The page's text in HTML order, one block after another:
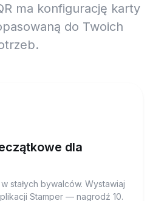
ma konfigurację karty
do Twoich
dla
stałych bywalców. Wystawiaj
Stamper — nagrodź 10.